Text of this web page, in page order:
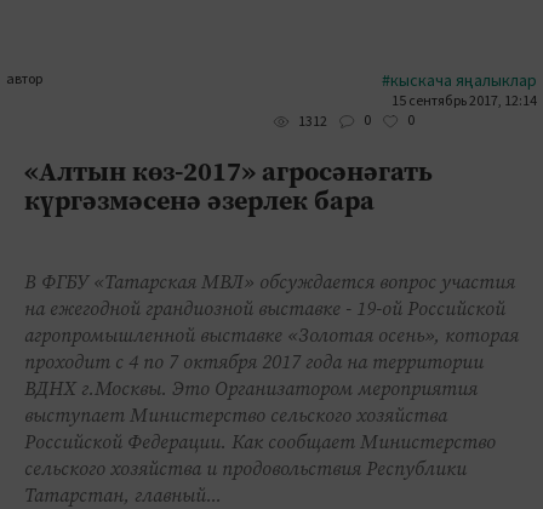
автор #кыскача яңалыклар
15 сентябрь 2017, 12:14
1312
0 0
«Алтын көз-2017» агросәнәгать
күргәзмәсенә әзерлек бара
В ФГБУ «Татарская МВЛ» обсуждается вопрос участия
на ежегодной грандиозной выставке - 19-ой Российской
агропромышленной выставке «Золотая осень», которая
проходит с 4 по 7 октября 2017 года на территории
ВДНХ г.Москвы. Это Организатором мероприятия
выступает Министерство сельского хозяйства
Российской Федерации. Как сообщает Министерство
сельского хозяйства и продовольствия Республики
Татарстан, главный...